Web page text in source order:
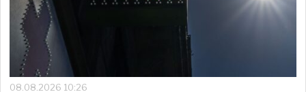
08.08.2026 10:26